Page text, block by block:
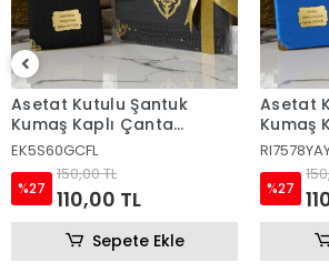
Asetat Kutulu Şantuk
Kumaş Kaplı Çanta
İçerisinde İnci Tesbihli
Siyah Renkli Şantuk Yasin
Kitabı Seti
EK5S60GCFL
%27
150,00 TL
110,00 TL
Sepete Ekle
Asetat
Kumaş
Saks
Yasin
%27